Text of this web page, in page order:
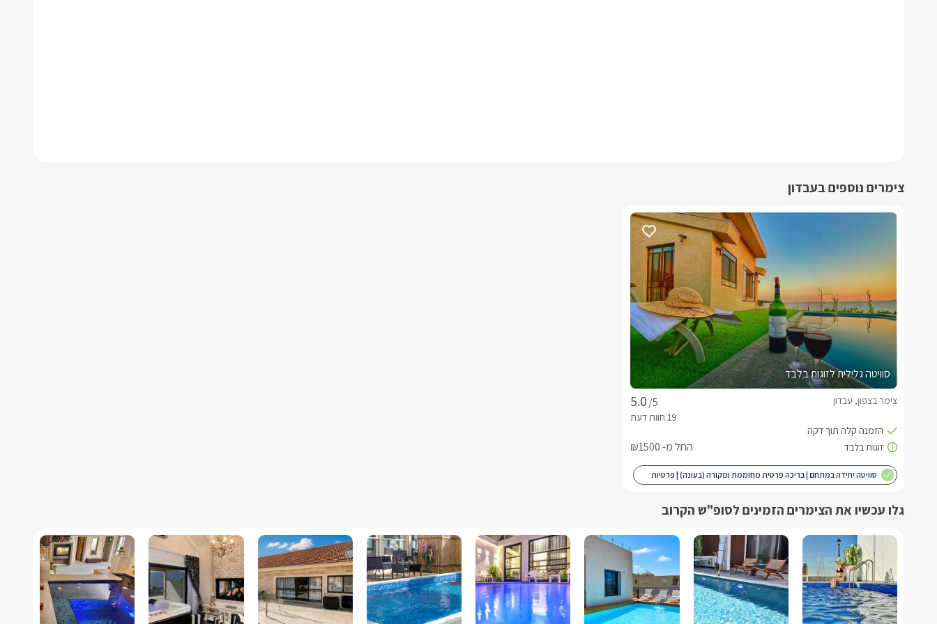
צימרים נוספים בעבדון
סוויטה גלילית לזוגות בלבד
/5
צימר בצפון, עבדון
החל מ- ₪1500
סוויטה יחידה במתחם | בריכה פרטית מחוממת ומקורה (בעונה) | פרטיות
גלו עכשיו את הצימרים הזמינים לסופ"ש הקרוב